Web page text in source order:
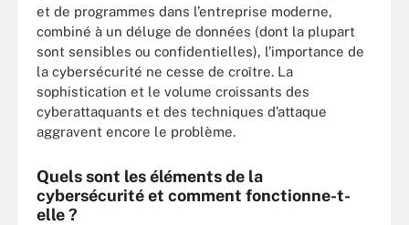
et de programmes dans l’entreprise moderne,
combiné à un déluge de données (dont la plupart
sont sensibles ou confidentielles), l’importance de
la cybersécurité ne cesse de croître. La
sophistication et le volume croissants des
cyberattaquants et des techniques d’attaque
aggravent encore le problème.
Quels sont les éléments de la
cybersécurité et comment fonctionne-t-
elle ?